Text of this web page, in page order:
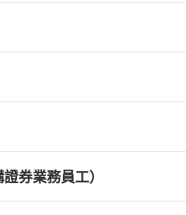
券業務員工）